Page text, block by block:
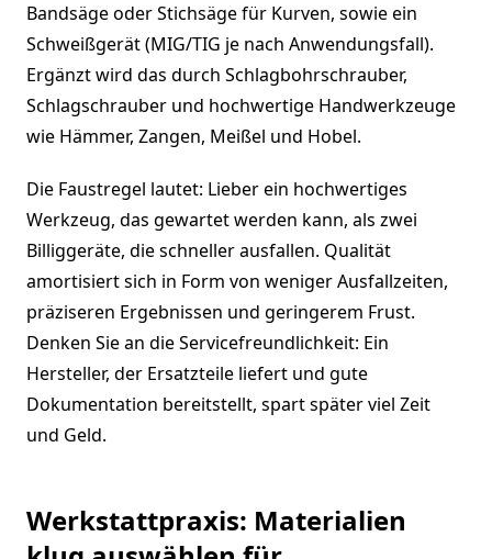
Bandsäge oder Stichsäge für Kurven, sowie ein
Schweißgerät (MIG/TIG je nach Anwendungsfall).
Ergänzt wird das durch Schlagbohrschrauber,
Schlagschrauber und hochwertige Handwerkzeuge
wie Hämmer, Zangen, Meißel und Hobel.
Die Faustregel lautet: Lieber ein hochwertiges
Werkzeug, das gewartet werden kann, als zwei
Billiggeräte, die schneller ausfallen. Qualität
amortisiert sich in Form von weniger Ausfallzeiten,
präziseren Ergebnissen und geringerem Frust.
Denken Sie an die Servicefreundlichkeit: Ein
Hersteller, der Ersatzteile liefert und gute
Dokumentation bereitstellt, spart später viel Zeit
und Geld.
Werkstattpraxis: Materialien